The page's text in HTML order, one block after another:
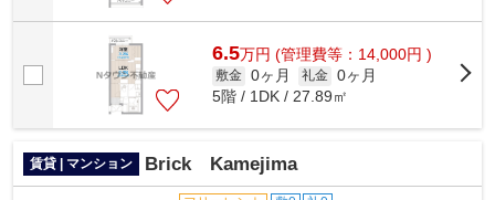
6.5万円 (管理費等：14,000円 )
敷金 0ヶ月 礼金 0ヶ月
5階 / 1DK / 27.89㎡
賃貸 | マンション Brick Kamejima